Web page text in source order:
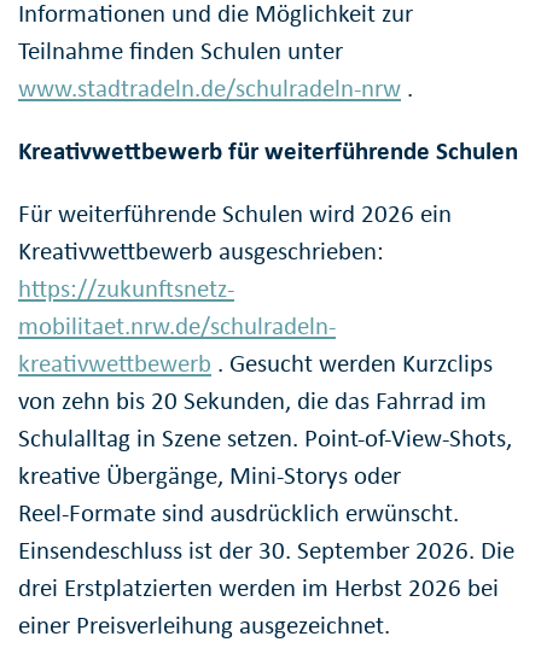
Informationen und die Möglichkeit zur
Teilnahme finden Schulen unter
www.stadtradeln.de/schulradeln-nrw .
Kreativwettbewerb für weiterführende Schulen
Für weiterführende Schulen wird 2026 ein
Kreativwettbewerb ausgeschrieben:
https://zukunftsnetz-
mobilitaet.nrw.de/schulradeln-
kreativwettbewerb . Gesucht werden Kurzclips
von zehn bis 20 Sekunden, die das Fahrrad im
Schulalltag in Szene setzen. Point-of-View-Shots,
kreative Übergänge, Mini‑Storys oder
Reel‑Formate sind ausdrücklich erwünscht.
Einsendeschluss ist der 30. September 2026. Die
drei Erstplatzierten werden im Herbst 2026 bei
einer Preisverleihung ausgezeichnet.